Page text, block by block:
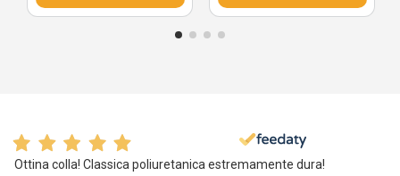
Ottina colla! Classica poliuretanica estremamente dura!